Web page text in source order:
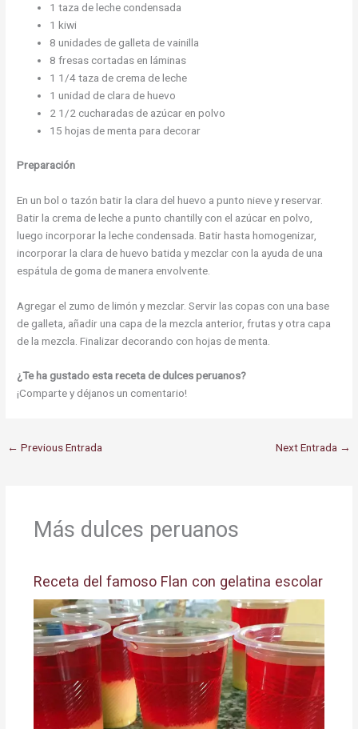
1 taza de leche condensada
1 kiwi
8 unidades de galleta de vainilla
8 fresas cortadas en láminas
1 1/4 taza de crema de leche
1 unidad de clara de huevo
2 1/2 cucharadas de azúcar en polvo
15 hojas de menta para decorar
Preparación
En un bol o tazón batir la clara del huevo a punto nieve y reservar.
Batir la crema de leche a punto chantilly con el azúcar en polvo,
luego incorporar la leche condensada. Batir hasta homogenizar,
incorporar la clara de huevo batida y mezclar con la ayuda de una
espátula de goma de manera envolvente.
Agregar el zumo de limón y mezclar. Servir las copas con una base
de galleta, añadir una capa de la mezcla anterior, frutas y otra capa
de la mezcla. Finalizar decorando con hojas de menta.
¿Te ha gustado esta receta de dulces peruanos?
¡Comparte y déjanos un comentario!
← Previous Entrada Next Entrada →
Más dulces peruanos
Receta del famoso Flan con gelatina escolar